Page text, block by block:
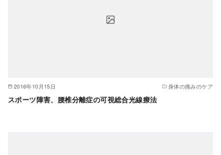
2016年10月15日 身体の痛みのケア
スポーツ障害、腰椎分離症の可視総合光線療法